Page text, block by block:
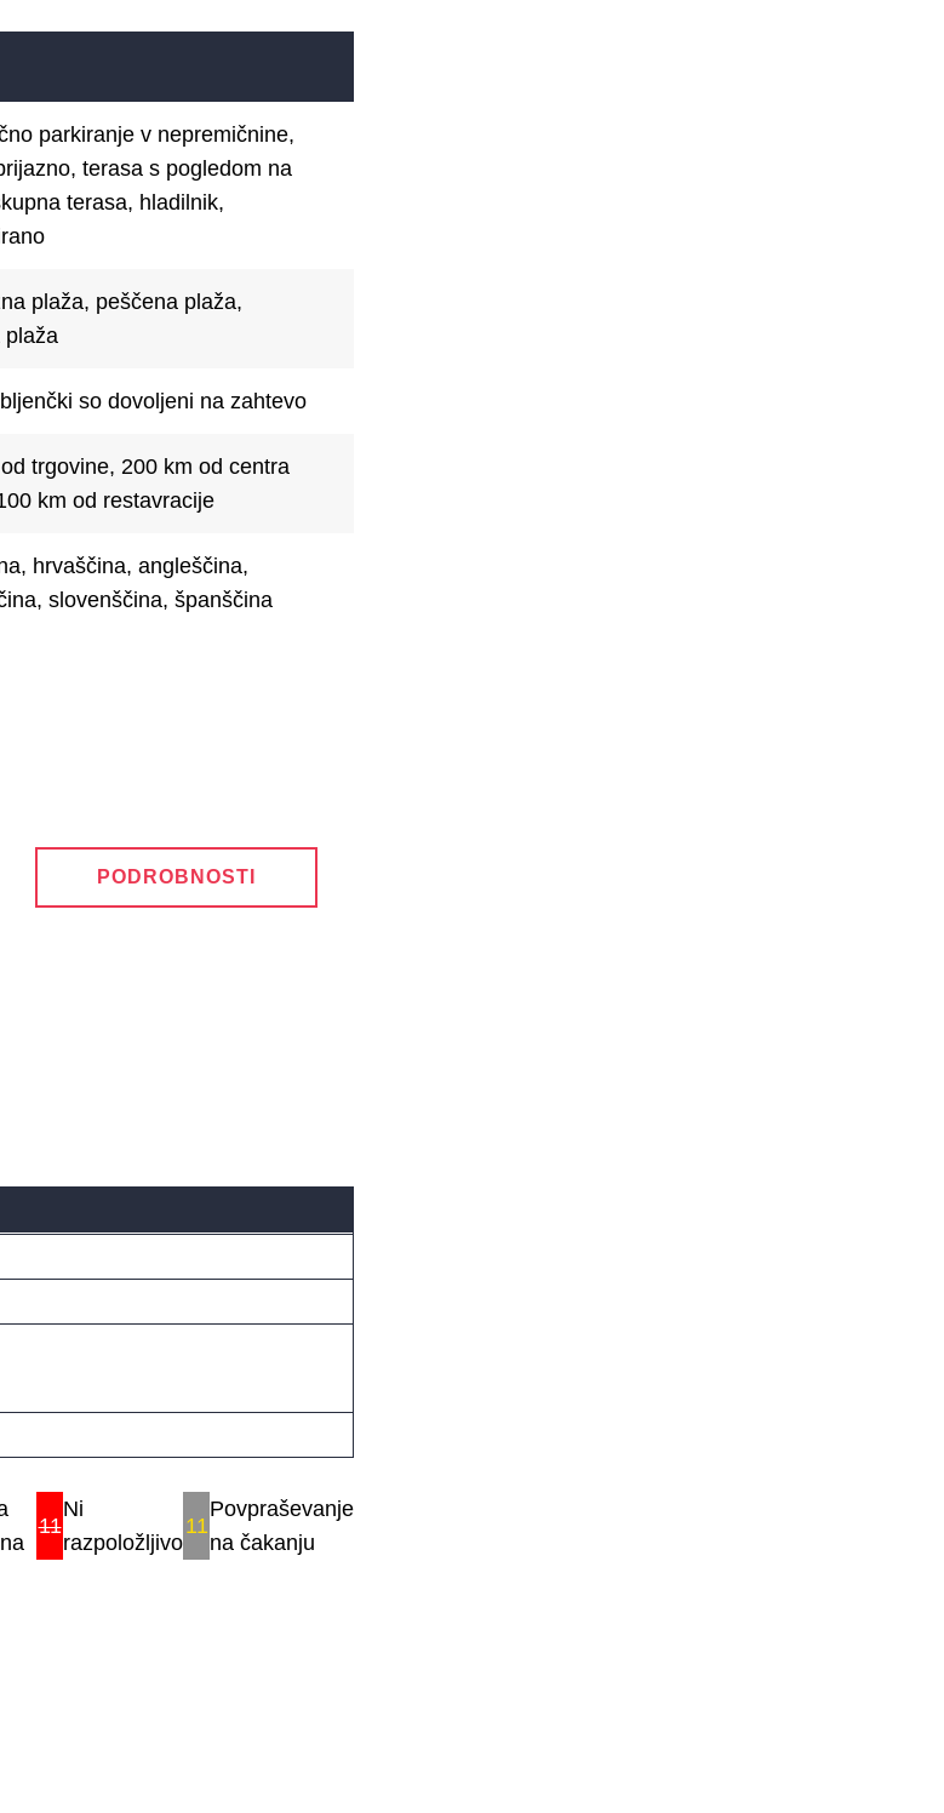
parkiranje v nepremičnine,
terasa s pogledom na
terasa, hladilnik,
plaža, peščena plaža,
plaža
so dovoljeni na zahtevo
trgovine, 200 km od centra
km od restavracije
hrvaščina, angleščina,
slovenščina, španščina
PODROBNOSTI
11
Ni
razpoložljivo
11
Povpraševanje
na čakanju